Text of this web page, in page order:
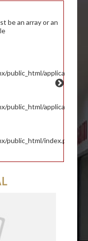
be an array or an
public_html/application/
public_html/application/
public_html/index.php